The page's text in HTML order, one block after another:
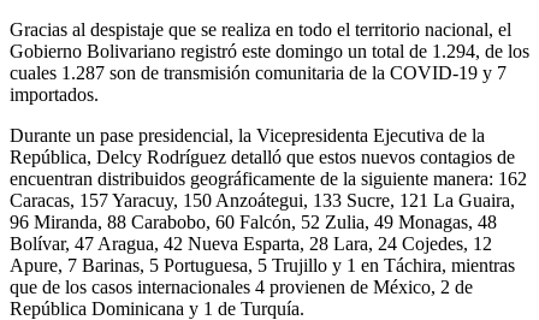
Gracias al despistaje que se realiza en todo el territorio nacional, el
Gobierno Bolivariano registró este domingo un total de 1.294, de los
cuales 1.287 son de transmisión comunitaria de la COVID-19 y 7
importados.
Durante un pase presidencial, la Vicepresidenta Ejecutiva de la
República, Delcy Rodríguez detalló que estos nuevos contagios de
encuentran distribuidos geográficamente de la siguiente manera: 162
Caracas, 157 Yaracuy, 150 Anzoátegui, 133 Sucre, 121 La Guaira,
96 Miranda, 88 Carabobo, 60 Falcón, 52 Zulia, 49 Monagas, 48
Bolívar, 47 Aragua, 42 Nueva Esparta, 28 Lara, 24 Cojedes, 12
Apure, 7 Barinas, 5 Portuguesa, 5 Trujillo y 1 en Táchira, mientras
que de los casos internacionales 4 provienen de México, 2 de
República Dominicana y 1 de Turquía.